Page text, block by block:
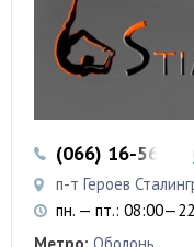
(066) 16-56-
п-т Героев
пн. — пт.: